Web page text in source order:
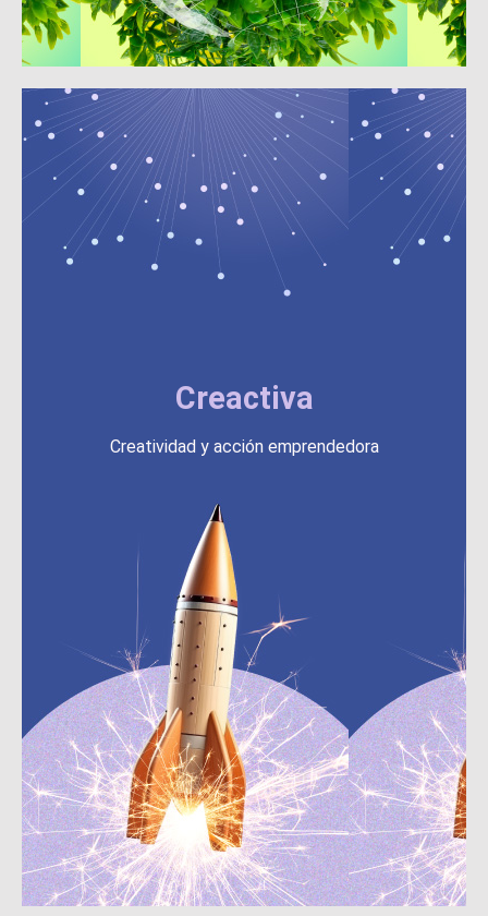
Creactiva
Creatividad y acción emprendedora